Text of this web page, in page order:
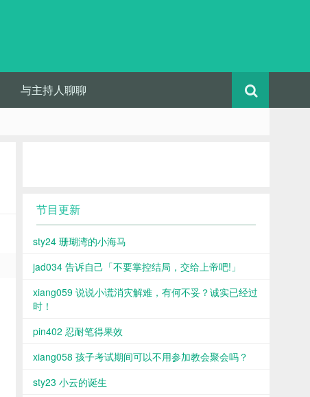
与主持人聊聊
节目更新
sty24 珊瑚湾的小海马
jad034 告诉自己「不要掌控结局，交给上帝吧!」
xiang059 说说小谎消灾解难，有何不妥？诚实已经过
时！
pin402 忍耐笔得果效
xiang058 孩子考试期间可以不用参加教会聚会吗？
sty23 小云的诞生